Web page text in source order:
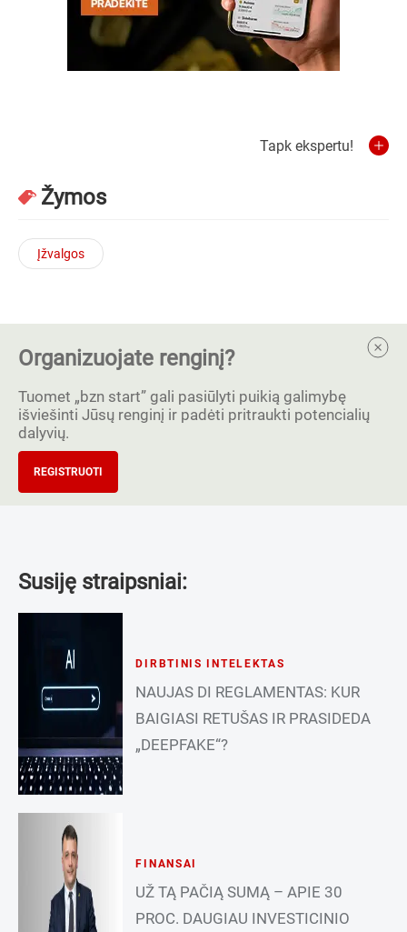
Tapk ekspertu!
Žymos
Įžvalgos
Organizuojate renginį?
Tuomet „bzn start” gali pasiūlyti puikią galimybę
išviešinti Jūsų renginį ir padėti pritraukti potencialių
dalyvių.
REGISTRUOTI
Susiję straipsniai:
DIRBTINIS INTELEKTAS
NAUJAS DI REGLAMENTAS: KUR
BAIGIASI RETUŠAS IR PRASIDEDA
„DEEPFAKE“?
FINANSAI
UŽ TĄ PAČIĄ SUMĄ – APIE 30
PROC. DAUGIAU INVESTICINIO